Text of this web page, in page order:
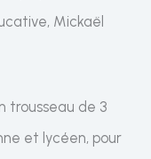
Mickaël
trousseau de 3
et lycéen, pour